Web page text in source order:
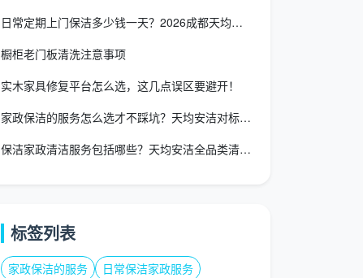
日常定期上门保洁多少钱一天？2026成都天均安洁按天计费全解
橱柜老门板清洗注意事项
实木家具修复平台怎么选，这几点误区要避开！
家政保洁的服务怎么选才不踩坑？天均安洁对标四川标准一文拆解
保洁家政清洁服务包括哪些？天均安洁全品类清单+三步匹配法一次
标签列表
家政保洁的服务
日常保洁家政服务